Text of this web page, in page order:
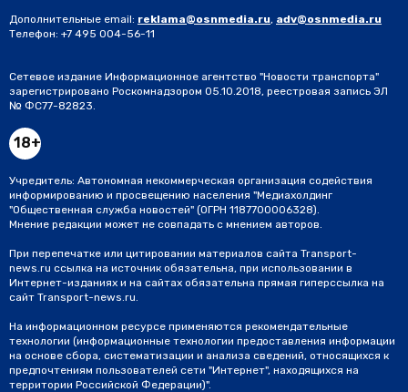
Дополнительные email: reklama@osnmedia.ru, adv@osnmedia.ru
Телефон: +7 495 004-56-11
Сетевое издание Информационное агентство "Новости транспорта"
зарегистрировано Роскомнадзором 05.10.2018, реестровая запись ЭЛ
№ ФС77-82823.
18+
Учредитель: Автономная некоммерческая организация содействия
информированию и просвещению населения "Медиахолдинг
"Общественная служба новостей" (ОГРН 1187700006328).
Мнение редакции может не совпадать с мнением авторов.
При перепечатке или цитировании материалов сайта Transport-
news.ru ссылка на источник обязательна, при использовании в
Интернет-изданиях и на сайтах обязательна прямая гиперссылка на
сайт Transport-news.ru.
На информационном ресурсе применяются рекомендательные
технологии (информационные технологии предоставления информации
на основе сбора, систематизации и анализа сведений, относящихся к
предпочтениям пользователей сети "Интернет", находящихся на
территории Российской Федерации)".